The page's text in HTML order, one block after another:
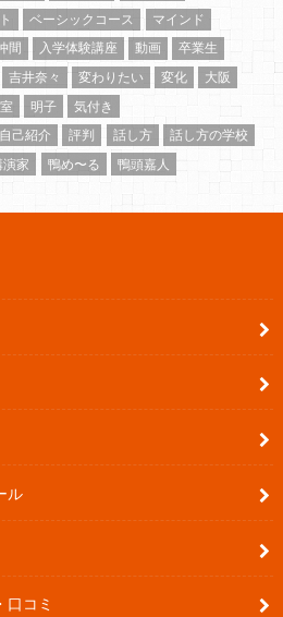
ベーシックコース
マインド
間 入学体験講座 動画
卒業生
吉井奈々 変わりたい 変化
大阪
明子
気付き
自己紹介 評判 話し方
話し方の学校
演家 鴨め〜る 鴨頭嘉人
ル
コミ